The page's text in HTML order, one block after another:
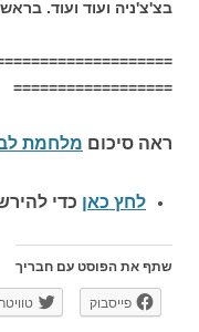
בצ'צ'ניה ועוד ועוד.
==================
ראה סיכום מלחמת
לחץ כאן כדי
שתף את הפוסט עם חבריך
פייסבוק טוויטר